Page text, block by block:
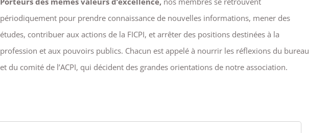
périodiquement pour prendre connaissance de nouvelles informations, mener des
études, contribuer aux actions de la FICPI, et arrêter des positions destinées à la
profession et aux pouvoirs publics. Chacun est appelé à nourrir les réflexions du bureau
et du comité de l’ACPI, qui décident des grandes orientations de notre association.